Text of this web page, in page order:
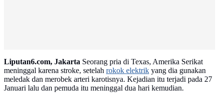
Liputan6.com, Jakarta Seorang pria di Texas, Amerika Serikat
meninggal karena stroke, setelah rokok elektrik yang dia gunakan
meledak dan merobek arteri karotisnya. Kejadian itu terjadi pada 27
Januari lalu dan pemuda itu meninggal dua hari kemudian.